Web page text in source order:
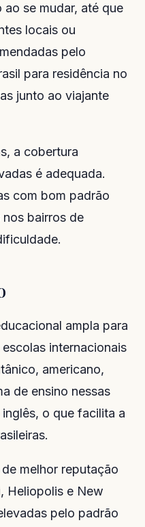
se mudar, até que
locais ou
pelo
para residência no
junto ao viajante
a cobertura
é adequada.
com bom padrão
bairros de
ampla para
internacionais
americano,
de ensino nessas
o que facilita a
melhor reputação
Heliopolis e New
pelo padrão